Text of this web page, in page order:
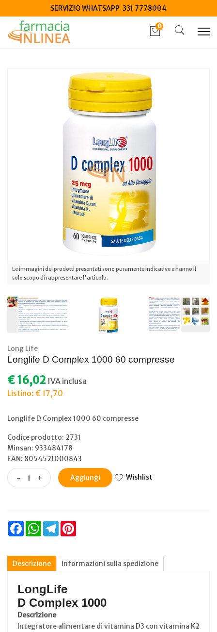
SERVIZIO WHATSAPP 331 7778004
0
Longlife D Complex 1000 60 compresse
Le immagini dei prodotti presentati sono puramente indicative e hanno il
solo scopo di rappresentare l'articolo.
Long Life
Longlife D Complex 1000 60 compresse
€ 16,02 IVA inclusa
Listino: € 17,70
Longlife D Complex 1000 60 compresse
Codice prodotto: 2731
Minsan: 933484178
EAN: 8054521000843
- + Aggiungi Wishlist
FacebookWhatsAppTelegram
Descrizione Informazioni sulla spedizione
LongLife
D Complex 1000
Descrizione
Integratore alimentare di vitamina D3 con vitamina K2